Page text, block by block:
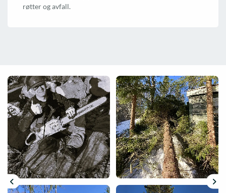
røtter og avfall.